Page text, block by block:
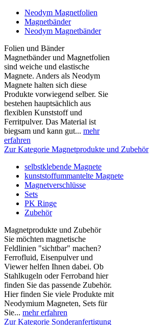
Neodym Magnetfolien
Magnetbänder
Neodym Magnetbänder
Folien und Bänder
Magnetbänder und Magnetfolien
sind weiche und elastische
Magnete. Anders als Neodym
Magnete halten sich diese
Produkte vorwiegend selber. Sie
bestehen hauptsächlich aus
flexiblen Kunststoff und
Ferritpulver. Das Material ist
biegsam und kann gut... mehr
erfahren
Zur Kategorie Magnetprodukte und Zubehör
selbstklebende Magnete
kunststoffummantelte Magnete
Magnetverschlüsse
Sets
PK Ringe
Zubehör
Magnetprodukte und Zubehör
Sie möchten magnetische
Feldlinien "sichtbar" machen?
Ferrofluid, Eisenpulver und
Viewer helfen Ihnen dabei. Ob
Stahlkugeln oder Ferroband hier
finden Sie das passende Zubehör.
Hier finden Sie viele Produkte mit
Neodymium Magneten, Sets für
Sie... mehr erfahren
Zur Kategorie Sonderanfertigung